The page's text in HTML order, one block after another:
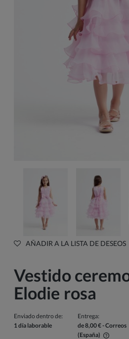
AÑADIR A LA LISTA DE DESEOS
Vestido
Elodie rosa
Enviado dentro de:
1 día laborable
Entrega:
de 8,00 €- Correos
(España)